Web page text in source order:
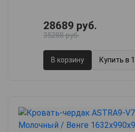
28689 руб.
35288 руб.
В корзину Купить в